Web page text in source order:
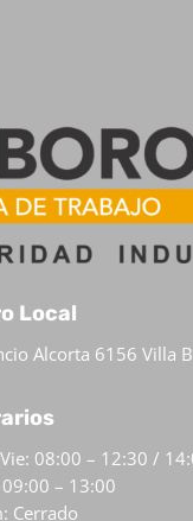
Local
Alcorta 6156 Villa
08:00 – 12:30 /
09:00 – 13:00
Cerrado